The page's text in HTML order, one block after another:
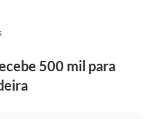
500 mil para